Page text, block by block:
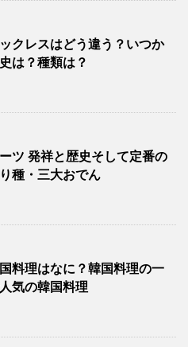
クレスはどう違う？いつか
は？種類は？
ツ 発祥と歴史そして定番の
種・三大おでん
料理はなに？韓国料理の一
気の韓国料理